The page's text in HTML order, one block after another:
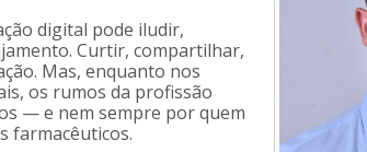
digital pode iludir,
Curtir, compartilhar,
Mas, enquanto nos
os rumos da profissão
— e nem sempre por quem
farmacêuticos.